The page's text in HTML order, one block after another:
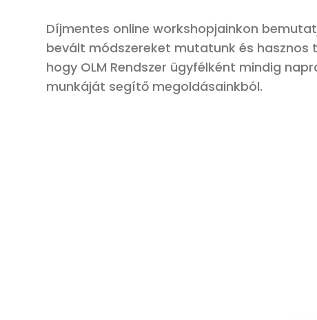
Díjmentes online workshopjainkon
bevált módszereket mutatunk és hasznos
hogy OLM Rendszer ügyfélként mindig
munkáját segítő megoldásainkból.